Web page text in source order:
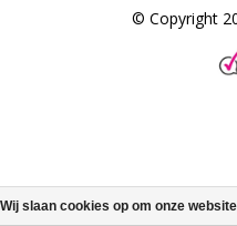
© Copyright
Wij slaan cookies op om onze